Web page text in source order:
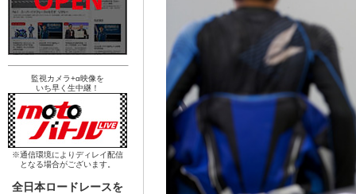
監視カメラ+α映像を
いち早く生中継！
※通信環境によりディレイ配信
となる場合がございます。
全日本ロードレースを